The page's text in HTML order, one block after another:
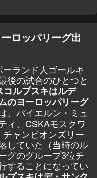
ロッパリーグ出
ランド人ゴールキ
後の試合のひとつと
コルプスキはルデ
のヨーロッパリーグ
、バイエルン・ミュ
ィ、CSKAモスクワ
ャンピオンズリー
していた（当時のル
グのグループ3位チ
することになってい